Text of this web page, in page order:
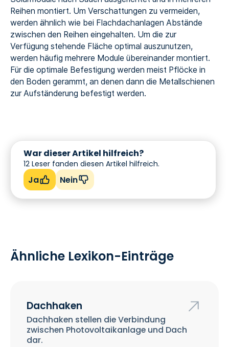
Reihen montiert. Um Verschattungen zu vermeiden,
werden ähnlich wie bei Flachdachanlagen Abstände
zwischen den Reihen eingehalten. Um die zur
Verfügung stehende Fläche optimal auszunutzen,
werden häufig mehrere Module übereinander montiert.
Für die optimale Befestigung werden meist Pflöcke in
den Boden gerammt, an denen dann die Metallschienen
zur Aufständerung befestigt werden.
War dieser Artikel hilfreich?
12 Leser fanden diesen Artikel hilfreich.
Ja Nein
Ähnliche Lexikon-Einträge
Dachhaken
Dachhaken stellen die Verbindung
zwischen Photovoltaikanlage und Dach
dar.